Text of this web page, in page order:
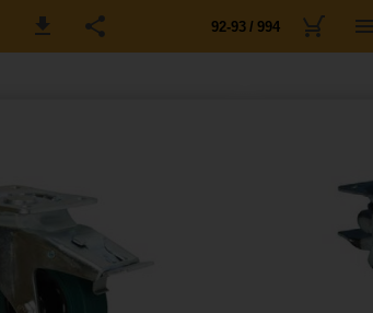
92-93 / 994